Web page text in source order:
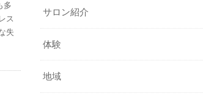
多
ス
失
サロン紹介
体験
地域